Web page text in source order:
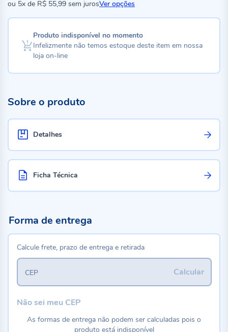
ou 5x de R$ 55,99 sem jurosVer opções
Produto indisponível no momento
Infelizmente não temos estoque deste item em nossa
loja on-line
Sobre o produto
Detalhes
Ficha Técnica
Forma de entrega
Calcule frete, prazo de entrega e retirada
Calcular
CEP
Não sei meu CEP
As formas de entrega não podem ser calculadas pois o
produto está indisponível